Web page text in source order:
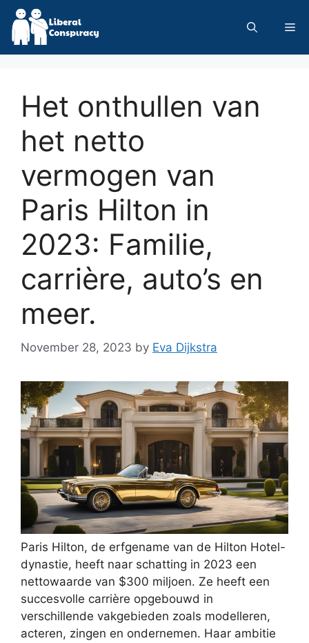
Skip
content
Het onthullen van
het netto
vermogen van
Paris Hilton in
2023: Familie,
carrière, auto’s en
meer.
November 28, 2023 by Eva Dijkstra
Paris Hilton, de erfgename van de Hilton Hotel-
dynastie, heeft naar schatting in 2023 een
nettowaarde van $300 miljoen. Ze heeft een
succesvolle carrière opgebouwd in
verschillende vakgebieden zoals modelleren,
acteren, zingen en ondernemen. Haar ambitie